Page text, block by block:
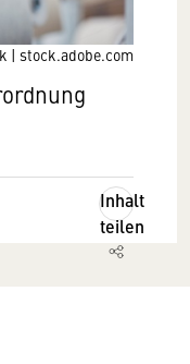
| stock.adobe.com
Inhalt
teilen